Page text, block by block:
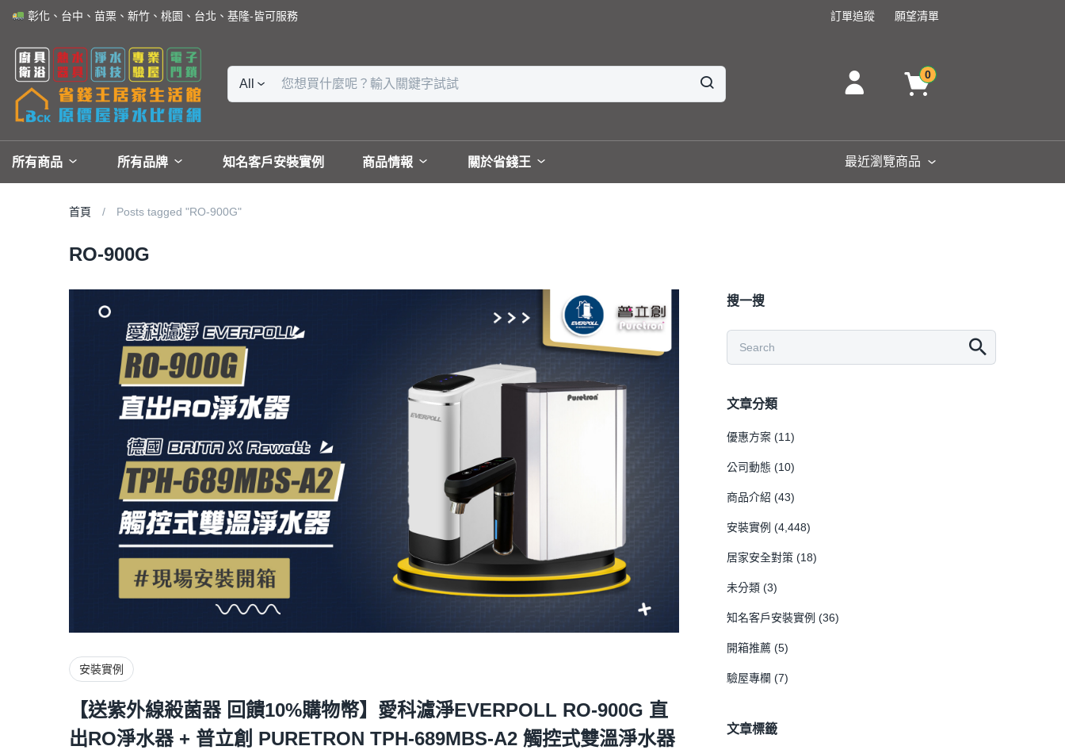
彰化、台中、苗栗、新竹、桃園、台北、基隆-皆可服務 訂單追蹤 願望清單
All
0
所有商品 所有品牌 知名客戶安裝實例 商品情報 關於省錢王 最近瀏覽商品
首頁 Posts tagged "RO-900G"
RO-900G
安裝實例
【送紫外線殺菌器 回饋10%購物幣】愛科濾淨EVERPOLL RO-900G 直
出RO淨水器 + 普立創 PURETRON TPH-689MBS-A2 觸控式雙溫淨水器
搜一搜
文章分類
優惠方案 (11)
公司動態 (10)
商品介紹 (43)
安裝實例 (4,448)
居家安全對策 (18)
未分類 (3)
知名客戶安裝實例 (36)
開箱推薦 (5)
驗屋專欄 (7)
文章標籤